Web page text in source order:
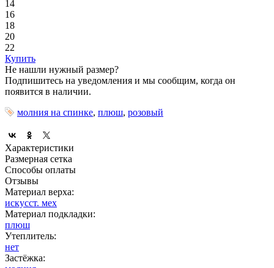
14
16
18
20
22
Купить
Не нашли нужный размер?
Подпишитесь на уведомления и мы сообщим, когда он
появится в наличии.
молния на спинке, плюш, розовый
Характеристики
Размерная сетка
Способы оплаты
Отзывы
Материал верха:
искусст. мех
Материал подкладки:
плюш
Утеплитель:
нет
Застёжка: